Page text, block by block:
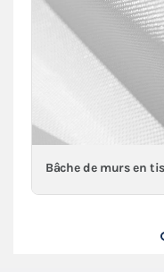
Bâche de murs en